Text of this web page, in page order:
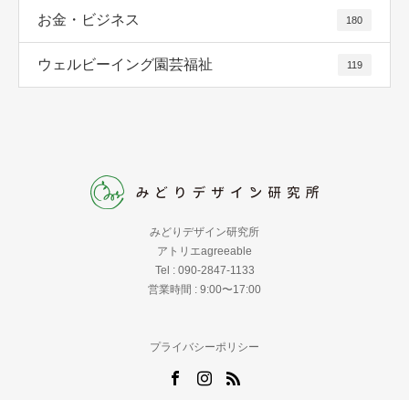
お金・ビジネス 180
ウェルビーイング園芸福祉 119
みどりデザイン研究所
アトリエagreeable
Tel : 090-2847-1133
営業時間 : 9:00〜17:00
プライバシーポリシー